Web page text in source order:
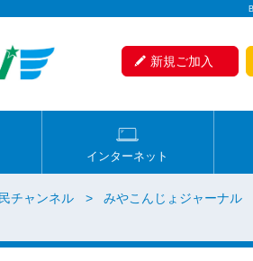
新規ご加入
インターネット
チャンネル みやこんじょジャーナル